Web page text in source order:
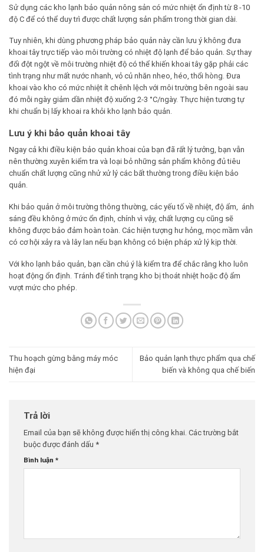
Sử dụng các kho lạnh bảo quản nông sản có mức nhiệt ổn định từ 8 -10
độ C để có thể duy trì được chất lượng sản phẩm trong thời gian dài.
Tuy nhiên, khi dùng phương pháp bảo quản này cần lưu ý không đưa
khoai tây trực tiếp vào môi trường có nhiệt độ lạnh để bảo quản. Sự thay
đổi đột ngột về môi trường nhiệt độ có thể khiến khoai tây gặp phải các
tình trạng như mất nước nhanh, vỏ củ nhăn nheo, héo, thổi hòng. Đưa
khoai vào kho có mức nhiệt ít chênh lệch với môi trường bên ngoài sau
đó mỗi ngày giảm dần nhiệt độ xuống 2-3 °C/ngày. Thực hiện tương tự
khi chuẩn bị lấy khoai ra khỏi kho lạnh bảo quản.
Lưu ý khi bảo quản khoai tây
Ngay cả khi điều kiện bảo quản khoai của bạn đã rất lý tưởng, bạn vẫn
nên thường xuyên kiểm tra và loại bỏ những sản phẩm không đủ tiêu
chuẩn chất lượng cũng nhử xử lý các bất thường trong điều kiện bảo
quản.
Khi bảo quản ở môi trường thông thường, các yếu tố về nhiệt, độ ẩm, ánh
sáng đều không ở mức ổn định, chính vì vậy, chất lượng cụ cũng sẽ
không được bảo đảm hoàn toàn. Các hiện tượng hư hỏng, mọc mầm vẫn
có cơ hội xảy ra và lây lan nếu bạn không có biện pháp xử lý kịp thời.
Với kho lạnh bảo quản, bạn cần chú ý là kiểm tra để chắc rằng kho luôn
hoạt động ổn định. Tránh để tình trạng kho bị thoát nhiệt hoặc độ ẩm
vượt mức cho phép.
Thu hoạch gừng bằng máy móc
hiện đại
Bảo quản lạnh thực phẩm qua chế
biến và không qua chế biến
Trả lời
Email của bạn sẽ không được hiển thị công khai. Các trường bắt
buộc được đánh dấu *
Bình luận *